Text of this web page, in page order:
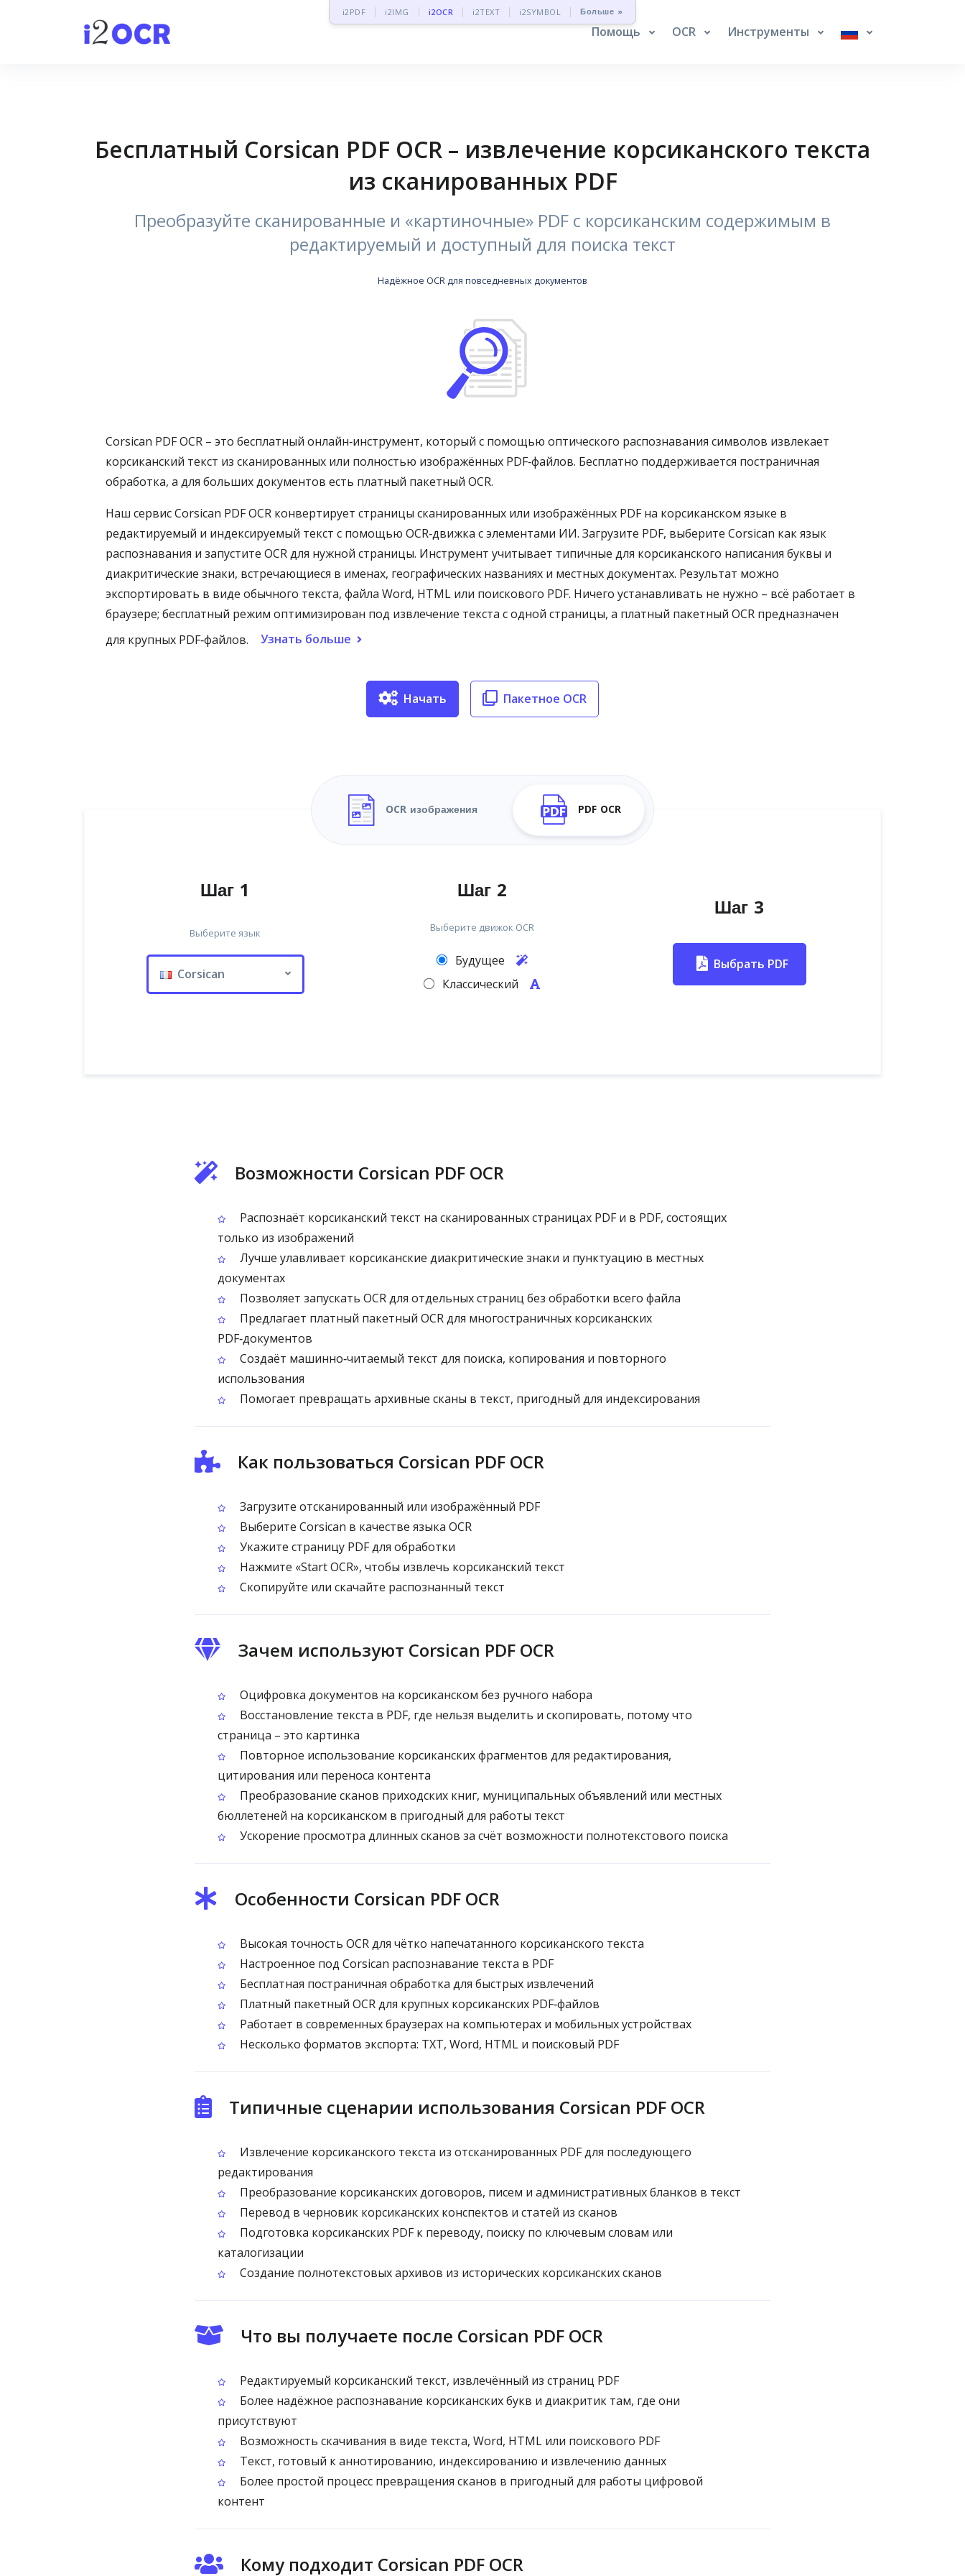
i2PDF i2IMG i2OCR i2TEXT i2SYMBOL Больше »
Помощь OCR Инструменты
Бесплатный Corsican PDF OCR – извлечение корсиканского текста
из сканированных PDF
Преобразуйте сканированные и «картиночные» PDF с корсиканским содержимым в
редактируемый и доступный для поиска текст
Надёжное OCR для повседневных документов
Corsican PDF OCR – это бесплатный онлайн‑инструмент, который с помощью оптического распознавания символов извлекает
корсиканский текст из сканированных или полностью изображённых PDF‑файлов. Бесплатно поддерживается постраничная
обработка, а для больших документов есть платный пакетный OCR.
Наш сервис Corsican PDF OCR конвертирует страницы сканированных или изображённых PDF на корсиканском языке в
редактируемый и индексируемый текст с помощью OCR‑движка с элементами ИИ. Загрузите PDF, выберите Corsican как язык
распознавания и запустите OCR для нужной страницы. Инструмент учитывает типичные для корсиканского написания буквы и
диакритические знаки, встречающиеся в именах, географических названиях и местных документах. Результат можно
экспортировать в виде обычного текста, файла Word, HTML или поискового PDF. Ничего устанавливать не нужно – всё работает в
браузере; бесплатный режим оптимизирован под извлечение текста с одной страницы, а платный пакетный OCR предназначен
для крупных PDF‑файлов.
Узнать больше
Начать Пакетное OCR
OCR изображения PDF OCR
Шаг 1
Выберите язык
Corsican
Шаг 2
Выберите движок OCR
Будущее
Классический
Шаг 3
Выбрать PDF
Возможности Corsican PDF OCR
Распознаёт корсиканский текст на сканированных страницах PDF и в PDF, состоящих
только из изображений
Лучше улавливает корсиканские диакритические знаки и пунктуацию в местных
документах
Позволяет запускать OCR для отдельных страниц без обработки всего файла
Предлагает платный пакетный OCR для многостраничных корсиканских
PDF‑документов
Создаёт машинно‑читаемый текст для поиска, копирования и повторного
использования
Помогает превращать архивные сканы в текст, пригодный для индексирования
Как пользоваться Corsican PDF OCR
Загрузите отсканированный или изображённый PDF
Выберите Corsican в качестве языка OCR
Укажите страницу PDF для обработки
Нажмите «Start OCR», чтобы извлечь корсиканский текст
Скопируйте или скачайте распознанный текст
Зачем используют Corsican PDF OCR
Оцифровка документов на корсиканском без ручного набора
Восстановление текста в PDF, где нельзя выделить и скопировать, потому что
страница – это картинка
Повторное использование корсиканских фрагментов для редактирования,
цитирования или переноса контента
Преобразование сканов приходских книг, муниципальных объявлений или местных
бюллетеней на корсиканском в пригодный для работы текст
Ускорение просмотра длинных сканов за счёт возможности полнотекстового поиска
Особенности Corsican PDF OCR
Высокая точность OCR для чётко напечатанного корсиканского текста
Настроенное под Corsican распознавание текста в PDF
Бесплатная постраничная обработка для быстрых извлечений
Платный пакетный OCR для крупных корсиканских PDF‑файлов
Работает в современных браузерах на компьютерах и мобильных устройствах
Несколько форматов экспорта: TXT, Word, HTML и поисковый PDF
Типичные сценарии использования Corsican PDF OCR
Извлечение корсиканского текста из отсканированных PDF для последующего
редактирования
Преобразование корсиканских договоров, писем и административных бланков в текст
Перевод в черновик корсиканских конспектов и статей из сканов
Подготовка корсиканских PDF к переводу, поиску по ключевым словам или
каталогизации
Создание полнотекстовых архивов из исторических корсиканских сканов
Что вы получаете после Corsican PDF OCR
Редактируемый корсиканский текст, извлечённый из страниц PDF
Более надёжное распознавание корсиканских букв и диакритик там, где они
присутствуют
Возможность скачивания в виде текста, Word, HTML или поискового PDF
Текст, готовый к аннотированию, индексированию и извлечению данных
Более простой процесс превращения сканов в пригодный для работы цифровой
контент
Кому подходит Corsican PDF OCR